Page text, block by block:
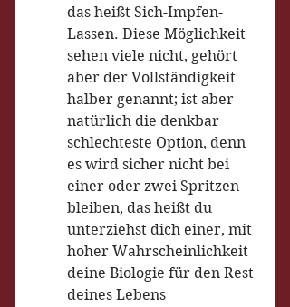
das heißt Sich-Impfen-
Lassen. Diese Möglichkeit
sehen viele nicht, gehört
aber der Vollständigkeit
halber genannt; ist aber
natürlich die denkbar
schlechteste Option, denn
es wird sicher nicht bei
einer oder zwei Spritzen
bleiben, das heißt du
unterziehst dich einer, mit
hoher Wahrscheinlichkeit
deine Biologie für den Rest
deines Lebens